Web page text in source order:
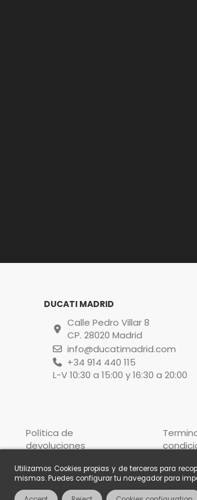
Utilizamos Cookies propias y de terceros para
mismas. Puedes configurar tu navegador para
DUCATI MADRID
Calle Pedro Villar 8
CP. 28020 Madrid
info@ducatimadrid.com
+34 914 440 115
L-V 10:30 a 15:00 y 16:30 a 20:00
Política de
devoluciones